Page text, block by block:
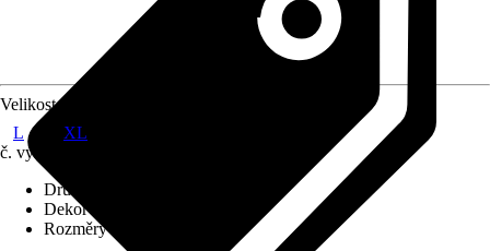
Velikost
L
XL
č. výrobku
Druh výrobku
Dekor / vzor
Rozměry (ŠxV)